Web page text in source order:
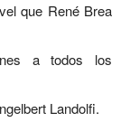
que René Brea
a todos los
Landolfi.